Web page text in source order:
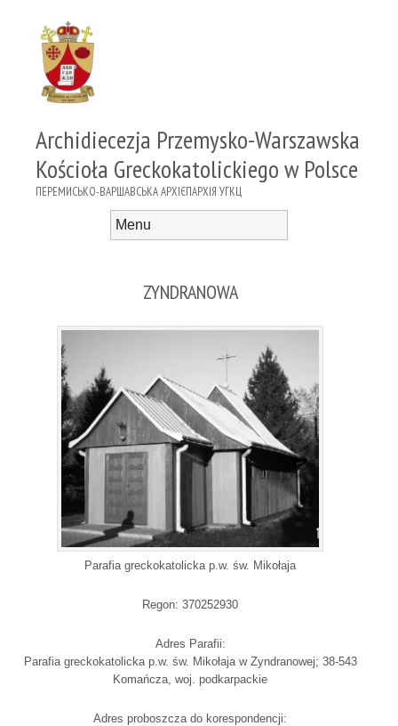
Archidiecezja Przemysko-Warszawska
Kościoła Greckokatolickiego w Polsce
ПЕРЕМИСЬКО-ВАРШАВСЬКА АРХІЄПАРХІЯ УГКЦ
ZYNDRANOWA
Parafia greckokatolicka p.w. św. Mikołaja
Regon: 370252930
Adres Parafii:
Parafia greckokatolicka p.w. św. Mikołaja w Zyndranowej; 38-543
Komańcza, woj. podkarpackie
Adres proboszcza do korespondencji: